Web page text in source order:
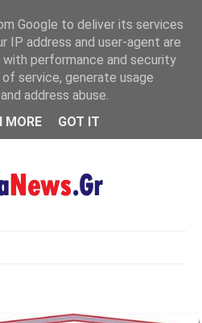
MENU
Google to deliver its services
IP address and user-agent are
performance and security
service, generate usage
address abuse.
MORE
GOT IT